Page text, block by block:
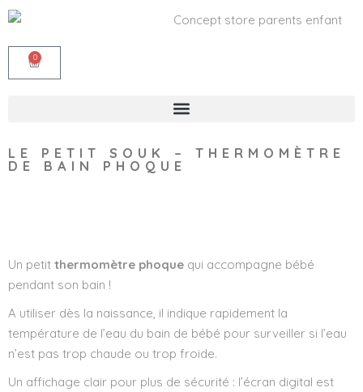
0
LE PETIT SOUK – THERMOMÈTRE
DE BAIN PHOQUE
Un petit thermomètre phoque qui accompagne bébé
pendant son bain !
A utiliser dès la naissance, il indique rapidement la
température de l’eau du bain de bébé pour surveiller si l’eau
n’est pas trop chaude ou trop froide.
Un affichage clair pour plus de sécurité : l’écran digital est